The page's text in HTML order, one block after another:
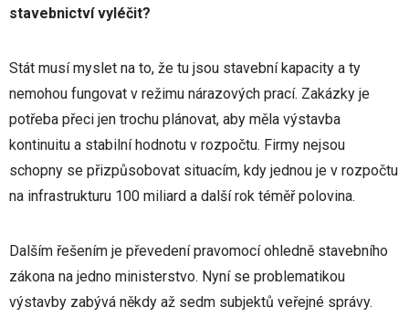
stavebnictví vyléčit?
Stát musí myslet na to, že tu jsou stavební kapacity a ty
nemohou fungovat v režimu nárazových prací. Zakázky je
potřeba přeci jen trochu plánovat, aby měla výstavba
kontinuitu a stabilní hodnotu v rozpočtu. Firmy nejsou
schopny se přizpůsobovat situacím, kdy jednou je v rozpočtu
na infrastrukturu 100 miliard a další rok téměř polovina.
Dalším řešením je převedení pravomocí ohledně stavebního
zákona na jedno ministerstvo. Nyní se problematikou
výstavby zabývá někdy až sedm subjektů veřejné správy.